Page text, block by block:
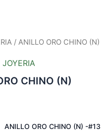
/ ANILLO ORO CHINO (N)
JOYERIA
CHINO (N)
ANILLO ORO CHINO (N) -#13